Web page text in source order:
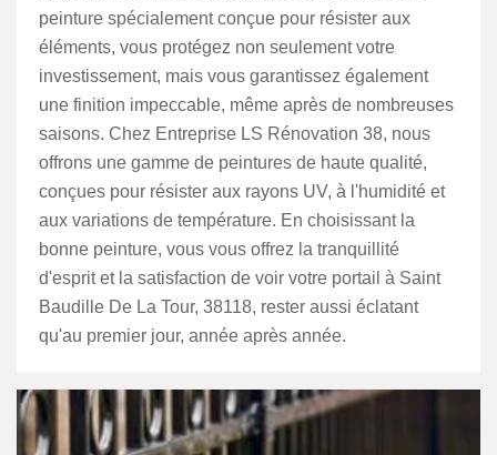
peinture spécialement conçue pour résister aux
éléments, vous protégez non seulement votre
investissement, mais vous garantissez également
une finition impeccable, même après de nombreuses
saisons. Chez Entreprise LS Rénovation 38, nous
offrons une gamme de peintures de haute qualité,
conçues pour résister aux rayons UV, à l'humidité et
aux variations de température. En choisissant la
bonne peinture, vous vous offrez la tranquillité
d'esprit et la satisfaction de voir votre portail à Saint
Baudille De La Tour, 38118, rester aussi éclatant
qu'au premier jour, année après année.